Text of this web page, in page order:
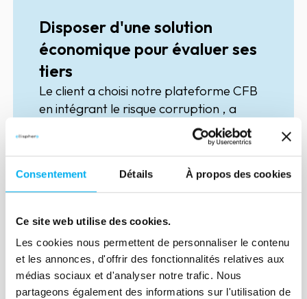
Consentement Détails À propos des cookies
Ce site web utilise des cookies.
Les cookies nous permettent de personnaliser le contenu
et les annonces, d'offrir des fonctionnalités relatives aux
médias sociaux et d'analyser notre trafic. Nous
partageons également des informations sur l'utilisation de
Disposer d'une solution
économique pour évaluer ses
tiers
Le client a choisi notre plateforme CFB
en intégrant le risque corruption , a
apprécié sa simplicité d’utilisation avec
traçabilité et workflow pour ses actions
de Due Dilligence dans le cadre des
entrées en relation avec ses tiers. Le
client apprécie d'avoir toute la
connaissance rassemblée de ses tiers
d'identifier les bénéficiaires effectifs
grâce à la data ELLISPHERE et son
questionnaire intégré.
Avec le screening de ses tiers, CFB
permet d' analyser et surveiller des listes
sensibles pour identifier les PPE, les
sociétés et personnes sous sanctions, les
disposer d’un rapport d’évaluation des
tiers complet conforme aux exigences
de l’AFA
Découvrir l'expérience client